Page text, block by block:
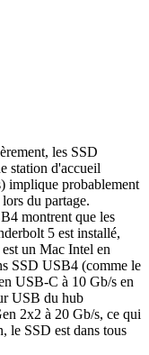
les SSD
station d'accueil
implique probablement
du partage.
montrent que les
5 est installé,
un Mac Intel en
SSD USB4 (comme le
USB-C à 10 Gb/s en
USB du hub
2x2 à 20 Gb/s, ce qui
le SSD est dans tous